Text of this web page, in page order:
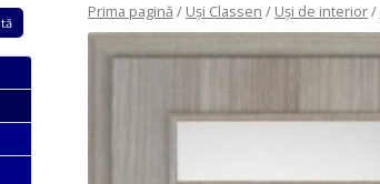
Prima pagină / Uși Classen / Uși de interior/